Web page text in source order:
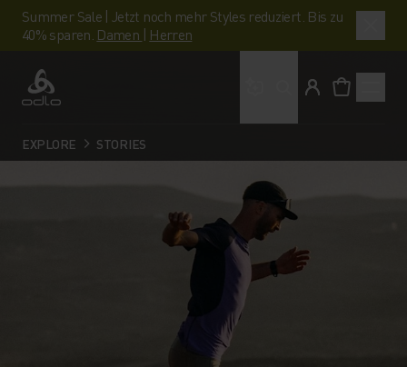
Summer Sale | Jetzt noch mehr Styles reduziert. Bis zu
40% sparen. Damen | Herren
Odlo
EXPLORE STORIES